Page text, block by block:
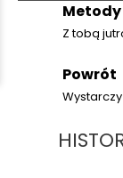
Metody
Z tobą
Powrót